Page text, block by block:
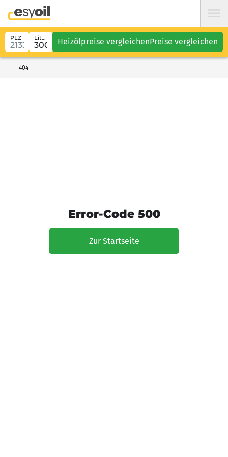
PLZ Liter Heizölpreise vergleichenPreise vergleichen
404
Error-Code 500
Zur Startseite